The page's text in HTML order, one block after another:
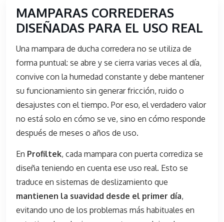
MAMPARAS CORREDERAS
DISEÑADAS PARA EL USO REAL
Una mampara de ducha corredera no se utiliza de
forma puntual: se abre y se cierra varias veces al día,
convive con la humedad constante y debe mantener
su funcionamiento sin generar fricción, ruido o
desajustes con el tiempo. Por eso, el verdadero valor
no está solo en cómo se ve, sino en cómo responde
después de meses o años de uso.
En Profiltek, cada mampara con puerta corrediza se
diseña teniendo en cuenta ese uso real. Esto se
traduce en sistemas de deslizamiento que
mantienen la suavidad desde el primer día,
evitando uno de los problemas más habituales en